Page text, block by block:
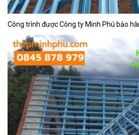
Công trình được Công ty Minh Phú bảo